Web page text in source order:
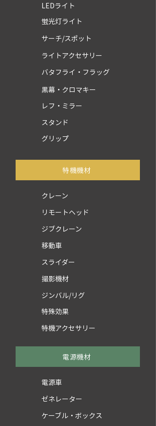
LEDライト
蛍光灯ライト
サーチ/スポット
ライトアクセサリー
バタフライ・フラッグ
黒幕・クロマキー
レフ・ミラー
スタンド
グリップ
​特機機材
クレーン
リモートヘッド
ジブクレーン
移動車
スライダー
撮影機材
ジンバル/リグ
特殊効果
特機アクセサリー
電源機材
電源車
ゼネレーター
ケーブル・ボックス